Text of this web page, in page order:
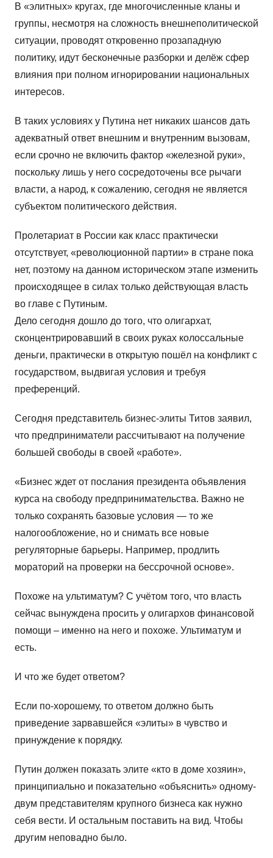
В «элитных» кругах, где многочисленные кланы и
группы, несмотря на сложность внешнеполитической
ситуации, проводят откровенно прозападную
политику, идут бесконечные разборки и делёж сфер
влияния при полном игнорировании национальных
интересов.
В таких условиях у Путина нет никаких шансов дать
адекватный ответ внешним и внутренним вызовам,
если срочно не включить фактор «железной руки»,
поскольку лишь у него сосредоточены все рычаги
власти, а народ, к сожалению, сегодня не является
субъектом политического действия.
Пролетариат в России как класс практически
отсутствует, «революционной партии» в стране пока
нет, поэтому на данном историческом этапе изменить
происходящее в силах только действующая власть
во главе с Путиным.
Дело сегодня дошло до того, что олигархат,
сконцентрировавший в своих руках колоссальные
деньги, практически в открытую пошёл на конфликт с
государством, выдвигая условия и требуя
преференций.
Сегодня представитель бизнес-элиты Титов заявил,
что предприниматели рассчитывают на получение
большей свободы в своей «работе».
«Бизнес ждет от послания президента объявления
курса на свободу предпринимательства. Важно не
только сохранять базовые условия — то же
налогообложение, но и снимать все новые
регуляторные барьеры. Например, продлить
мораторий на проверки на бессрочной основе».
Похоже на ультиматум? С учётом того, что власть
сейчас вынуждена просить у олигархов финансовой
помощи – именно на него и похоже. Ультиматум и
есть.
И что же будет ответом?
Если по-хорошему, то ответом должно быть
приведение зарвавшейся «элиты» в чувство и
принуждение к порядку.
Путин должен показать элите «кто в доме хозяин»,
принципиально и показательно «объяснить» одному-
двум представителям крупного бизнеса как нужно
себя вести. И остальным поставить на вид. Чтобы
другим неповадно было.